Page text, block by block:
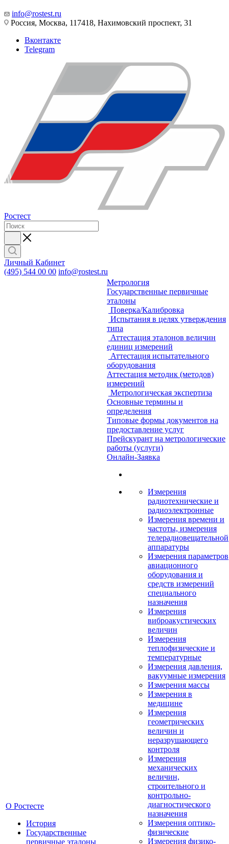
info@rostest.ru
Россия, Москва, 117418, Нахимовский проспект, 31
Вконтакте
Telegram
Ростест
Личный Кабинет
(495) 544 00 00 info@rostest.ru
О Ростесте
История
Государственные
первичные эталоны
Метрология
Государственные первичные
эталоны
Поверка/Калибровка
Испытания в целях утверждения
типа
Аттестация эталонов величин
единиц измерений
Аттестация испытательного
оборудования
Аттестация методик (методов)
измерений
Метрологическая экспертиза
Основные термины и
определения
Типовые формы документов на
предоставление услуг
Прейскурант на метрологические
работы (услуги)
Онлайн-Заявка
Измерения
радиотехнические и
радиоэлектронные
Измерения времени и
частоты, измерения
телерадиовещательной
аппаратуры
Измерения параметров
авиационного
оборудования и
средств измерений
специального
назначения
Измерения
виброакустических
величин
Измерения
теплофизические и
температурные
Измерения давления,
вакуумные измерения
Измерения массы
Измерения в
медицине
Измерения
геометрических
величин и
неразрушающего
контроля
Измерения
механических
величин,
строительного и
контрольно-
диагностического
назначения
Измерения оптико-
физические
Измерения физико-